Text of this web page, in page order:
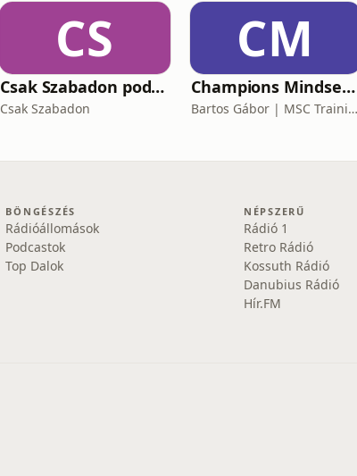
CS
Csak Szabadon podcast
Csak Szabadon
CM
Champions Mindset Podcast
Bartos Gábor | MSC Training Group
BÖNGÉSZÉS
Rádióállomások
Podcastok
Top Dalok
NÉPSZERŰ
Rádió 1
Retro Rádió
Kossuth Rádió
Danubius Rádió
Hír.FM